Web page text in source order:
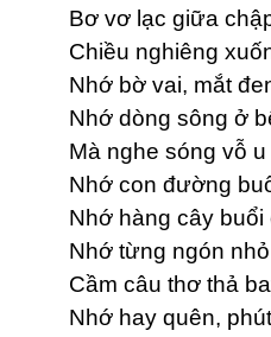
Bơ vơ lạc giữa
Chiều nghiêng
Nhớ bờ vai, mắt
Nhớ dòng sông ở
Mà nghe sóng vỗ
Nhớ con đường
Nhớ hàng cây buổi
Nhớ từng ngón
Cầm câu thơ thả
Nhớ hay quên,